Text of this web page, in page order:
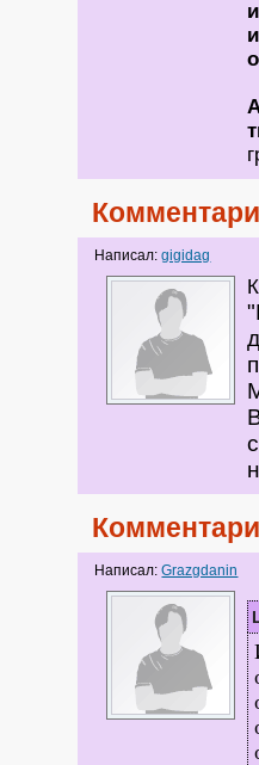
Написал:gigidag
Написал:Grazgdanin